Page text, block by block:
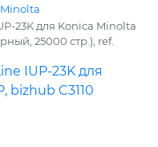
23K для Konica Minolta
25000 стр.), ref.